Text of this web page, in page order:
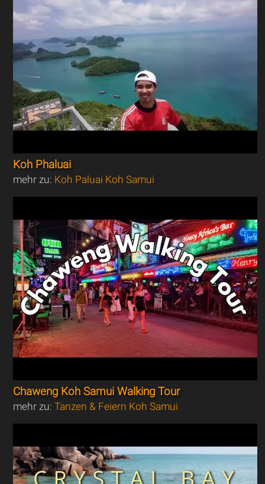
Koh Phaluai
mehr zu: Koh Paluai Koh Samui
Chaweng Koh Samui Walking Tour
mehr zu:Tanzen & Feiern Koh Samui